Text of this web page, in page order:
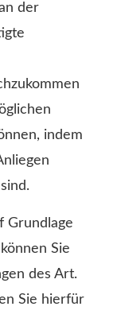
der
indem
Grundlage
Sie
des Art.
Sie hierfür